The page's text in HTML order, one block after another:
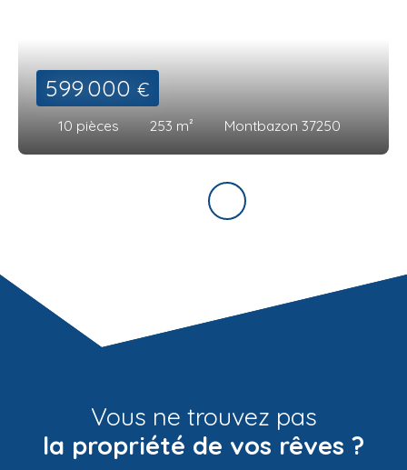
599 000 €
10 pièces 253 m² Montbazon 37250
Vous ne trouvez pas
la propriété de vos rêves ?